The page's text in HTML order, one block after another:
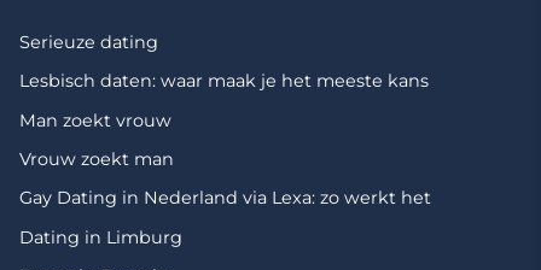
Serieuze dating
Lesbisch daten: waar maak je het meeste kans
Man zoekt vrouw
Vrouw zoekt man
Gay Dating in Nederland via Lexa: zo werkt het
Dating in Limburg